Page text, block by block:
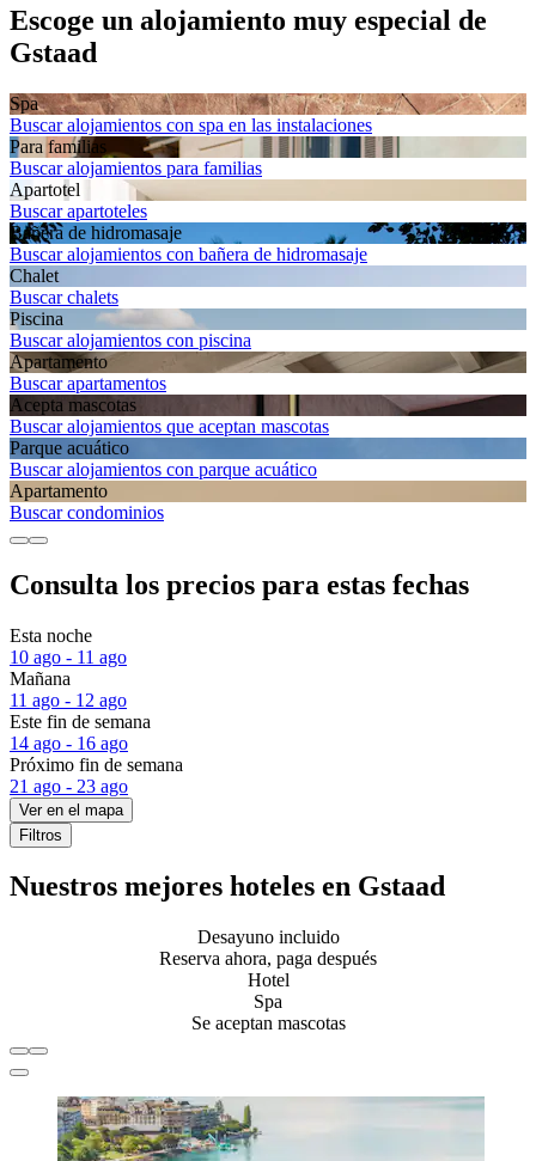
Escoge un alojamiento muy especial de
Gstaad
Spa
Buscar alojamientos con spa en las instalaciones
Para familias
Buscar alojamientos para familias
Apartotel
Buscar apartoteles
Bañera de hidromasaje
Buscar alojamientos con bañera de hidromasaje
Chalet
Buscar chalets
Piscina
Buscar alojamientos con piscina
Apartamento
Buscar apartamentos
Acepta mascotas
Buscar alojamientos que aceptan mascotas
Parque acuático
Buscar alojamientos con parque acuático
Apartamento
Buscar condominios
Consulta los precios para estas fechas
Esta noche
10 ago - 11 ago
Mañana
11 ago - 12 ago
Este fin de semana
14 ago - 16 ago
Próximo fin de semana
21 ago - 23 ago
Ver en el mapa
Filtros
Nuestros mejores hoteles en Gstaad
Desayuno incluido
Reserva ahora, paga después
Hotel
Spa
Se aceptan mascotas